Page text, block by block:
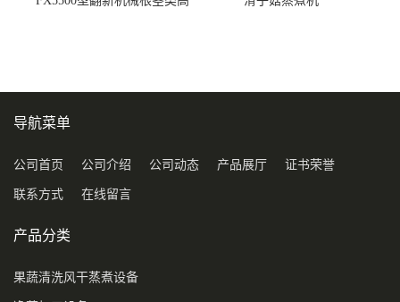
导航菜单
公司首页 公司介绍 公司动态 产品展厅 证书荣誉
联系方式 在线留言
产品分类
果蔬清洗风干蒸煮设备